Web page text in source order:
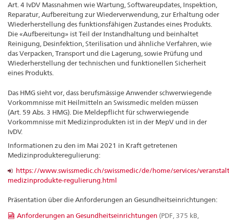
Art. 4 IvDV Massnahmen wie Wartung, Softwareupdates, Inspektion,
Reparatur, Aufbereitung zur Wiederverwendung, zur Erhaltung oder
Wiederherstellung des funktionsfähigen Zustandes eines Produkts.
Die «Aufbereitung» ist Teil der Instandhaltung und beinhaltet
Reinigung, Desinfektion, Sterilisation und ähnliche Verfahren, wie
das Verpacken, Transport und die Lagerung, sowie Prüfung und
Wiederherstellung der technischen und funktionellen Sicherheit
eines Produkts.
Das HMG sieht vor, dass berufsmässige Anwender schwerwiegende
Vorkommnisse mit Heilmitteln an Swissmedic melden müssen
(Art. 59 Abs. 3 HMG). Die Meldepflicht für schwerwiegende
Vorkommnisse mit Medizinprodukten ist in der MepV und in der
IvDV.
Informationen zu den im Mai 2021 in Kraft getretenen
Medizinprodukteregulierung:
https://www.swissmedic.ch/swissmedic/de/home/services/
medizinprodukte-regulierung.html
Präsentation über die Anforderungen an Gesundheitseinrichtungen:
Anforderungen an Gesundheitseinrichtungen (PDF, 375 kB,